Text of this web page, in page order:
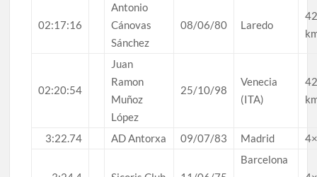
02:17:16
Antonio
Cánovas
Sánchez
08/06/80 Laredo
02:20:54
Juan
Ramon
Muñoz
López
25/10/98
Venecia
(ITA)
3:22.74 AD Antorxa 09/07/83 Madrid
Barcelona